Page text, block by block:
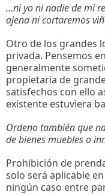
…ni yo ni nadie de mi
ajena ni cortaremos
Otro de los grandes
privada. Pensemos
generalmente
propietaria de
satisfechos con ello
existente estuviera
Ordeno también que
de bienes muebles o
Prohibición de
solo será aplicable
ningún caso entre